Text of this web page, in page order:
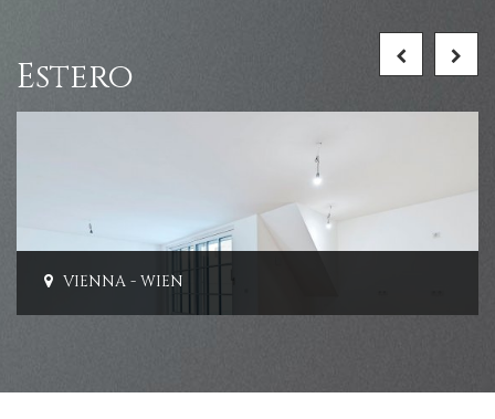
Estero
GREEK ISLANDS - IONIAN SEA